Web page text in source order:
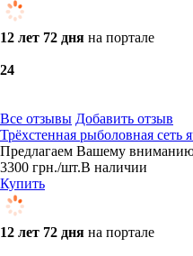
12 лет 72 дня на портале
24
Все отзывы Добавить отзыв
Трёхстенная рыболовная
Предлагаем Вашему вниманию
3300 грн./шт.В наличии
Купить
12 лет 72 дня на портале